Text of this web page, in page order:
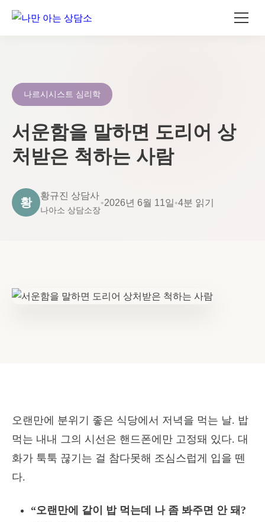
나르시시스트 심리학
서운함을 말하면 도리어 상
처받은 척하는 사람
황
황규진 상담사
나아소 상담소장
•2026년 6월 11일•4분 읽기
오랜만에 분위기 좋은 식당에서 저녁을 먹는 날. 밥
먹는 내내 그의 시선은 핸드폰에만 고정돼 있다. 대
화가 툭툭 끊기는 걸 참다못해 조심스럽게 입을 뗀
다.
“오랜만에 같이 밥 먹는데 나 좀 봐주면 안 돼?